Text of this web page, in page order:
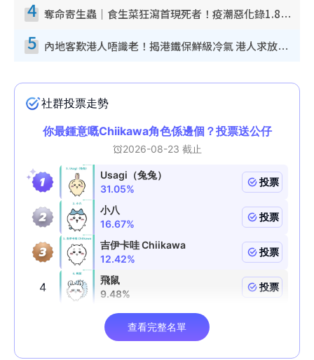
4 奪命寄生蟲｜食生菜狂瀉首現死者！疫潮惡化錄1.8萬宗病例 揭洗菜3大謬誤
5 內地客歎港人唔識老！揭港鐵保鮮級冷氣 港人求放過：咪投訴